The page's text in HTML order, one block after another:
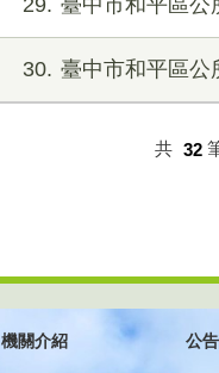
30 臺中市和平區公
共 32
機關介紹 公